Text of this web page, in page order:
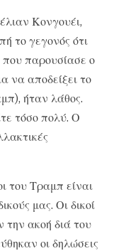
Κονγουέι,
το γεγονός ότι
που παρουσίασε ο
να αποδείξει το
ήταν λάθος.
τόσο πολύ. Ο
του Τραμπ είναι
μας. Οι δικοί
ακοή διά του
οι δηλώσεις